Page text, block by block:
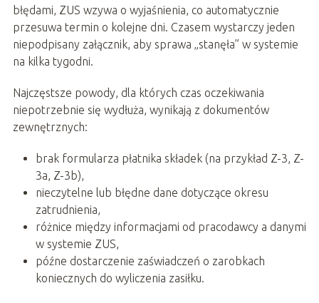
błędami, ZUS wzywa o wyjaśnienia, co automatycznie
przesuwa termin o kolejne dni. Czasem wystarczy jeden
niepodpisany załącznik, aby sprawa „stanęła” w systemie
na kilka tygodni.
Najczęstsze powody, dla których czas oczekiwania
niepotrzebnie się wydłuża, wynikają z dokumentów
zewnętrznych:
brak formularza płatnika składek (na przykład Z-3, Z-
3a, Z-3b),
nieczytelne lub błędne dane dotyczące okresu
zatrudnienia,
różnice między informacjami od pracodawcy a danymi
w systemie ZUS,
późne dostarczenie zaświadczeń o zarobkach
koniecznych do wyliczenia zasiłku.